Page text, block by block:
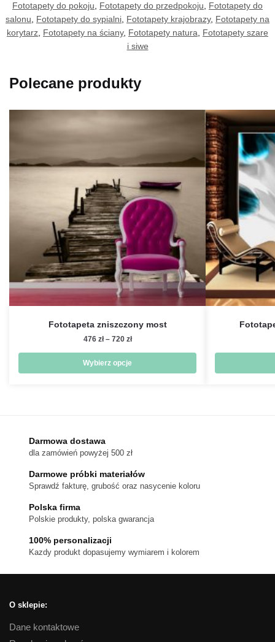
Fototapety do pokoju
Fototapety do przedpokoju
Fototapety do
salonu
Fototapety do sypialni Fototapety krajobrazy, Fototapety na
korytarz Fototapety na ściany, Fototapety natura
Fototapety szare
i siwe
Polecane produkty
Fototapeta zniszczony most
476 zł – 720 złZakres
od
476 zł
Wybierz opcje
Opcje
można
wybrać
stronie
Darmowa dostawa
dla zamówień powyżej 500 zł
Darmowe próbki materiałów
Sprawdź fakturę, grubość oraz nasycenie koloru
Polska firma
Polskie produkty, polska gwarancja
100% personalizacji
Kazdy produkt dopasujemy wymiarem i kolorem
O sklepie:
Dane kontaktowe